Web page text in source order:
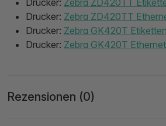
Drucker: Zebra ZD420TT
Drucker: Zebra ZD420TT
Drucker: Zebra GK420T
Drucker: Zebra GK420T
Rezensionen (0)